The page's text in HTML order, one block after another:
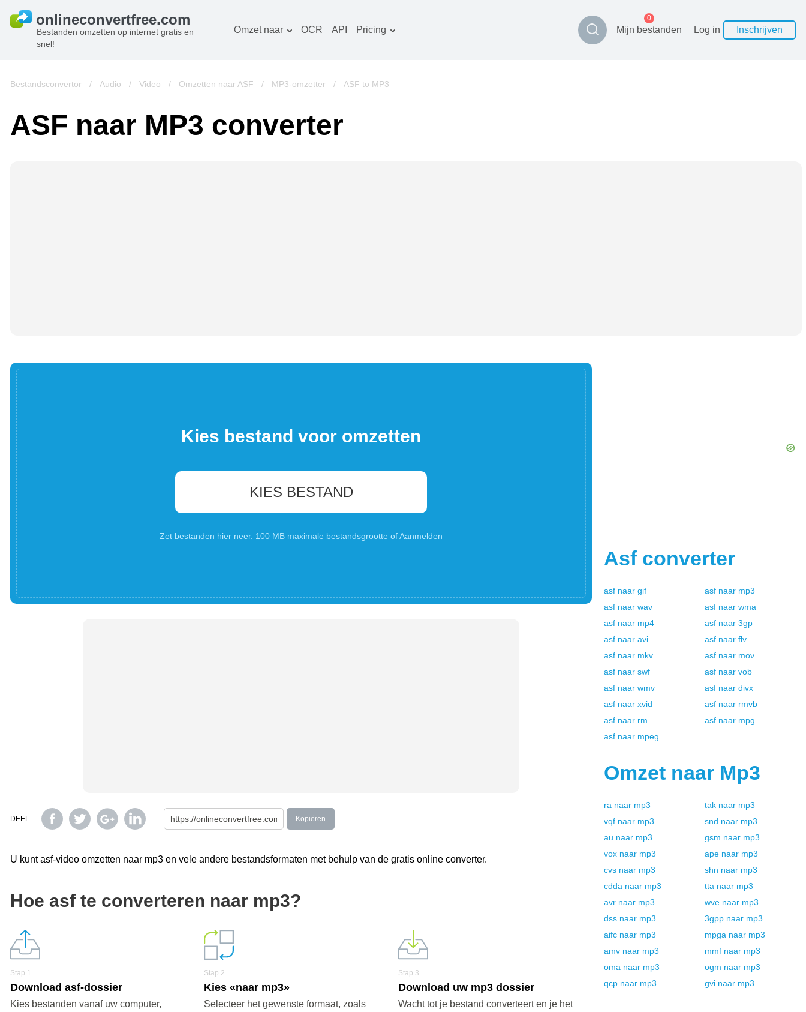
Bestanden omzetten op internet gratis en
snel!
Omzet naar
Beeld converter
Boeken converter
OCR API Pricing Mijn bestanden
0
Log in Inschrijven
Bestandsconvertor / Audio / Video / Omzetten naar ASF / MP3-omzetter / ASF to MP3
ASF naar MP3 converter
Kies bestand voor omzetten
KIES BESTAND
Zet bestanden hier neer. 100 MB maximale bestandsgrootte ofAanmelden
DEEL Kopiëren
U kunt asf-video omzetten naar mp3 en vele andere bestandsformaten met behulp van de gratis online converter.
Hoe asf te converteren naar mp3?
Stap 1
Download asf-dossier
Kies bestanden vanaf uw computer,
Stap 2
Kies «naar mp3»
Selecteer het gewenste formaat, zoals
Stap 3
Download uw mp3 dossier
Wacht tot je bestand converteert en je het
Asf converter
asf naar gif asf naar mp3
asf naar wav asf naar wma
asf naar mp4 asf naar 3gp
asf naar avi asf naar flv
asf naar mkv asf naar mov
asf naar swf asf naar vob
asf naar wmv asf naar divx
asf naar xvid asf naar rmvb
asf naar rm asf naar mpg
asf naar mpeg
Omzet naar Mp3
ra naar mp3 tak naar mp3
vqf naar mp3 snd naar mp3
au naar mp3 gsm naar mp3
vox naar mp3 ape naar mp3
cvs naar mp3 shn naar mp3
cdda naar mp3 tta naar mp3
avr naar mp3 wve naar mp3
dss naar mp3 3gpp naar mp3
aifc naar mp3 mpga naar mp3
amv naar mp3 mmf naar mp3
oma naar mp3 ogm naar mp3
qcp naar mp3 gvi naar mp3